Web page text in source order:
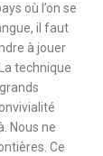
où l’on se
il faut
à jouer
technique
Nous ne
Ce